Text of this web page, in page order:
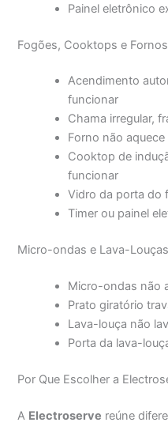
Painel eletrônico
Fogões, Cooktops e Fornos
Acendimento
funcionar
Chama irregular,
Forno não
Cooktop de
funcionar
Vidro da porta do
Timer ou painel
Micro-ondas e Lava-Louças
Micro-ondas não
Prato giratório
Lava-louça não
Porta da lava-
Por Que Escolher a
A Electroserve reúne